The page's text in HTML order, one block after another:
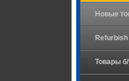
Новые
Refurbish
Товары